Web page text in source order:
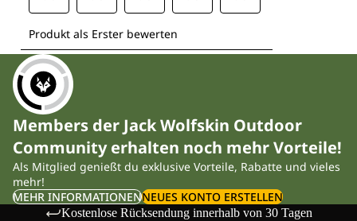
Members der Jack Wolfskin Outdoor
Community erhalten noch mehr Vorteile!
Als Mitglied genießt du exklusive Vorteile, Rabatte und vieles
mehr!
MEHR INFORMATIONENNEUES KONTO ERSTELLEN
Kostenlose Rücksendung innerhalb von 30 Tagen